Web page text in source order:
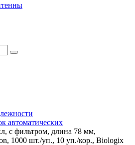
автоматических
с фильтром, длина 78 мм,
1000 шт./уп., 10 уп./кор., Biologix